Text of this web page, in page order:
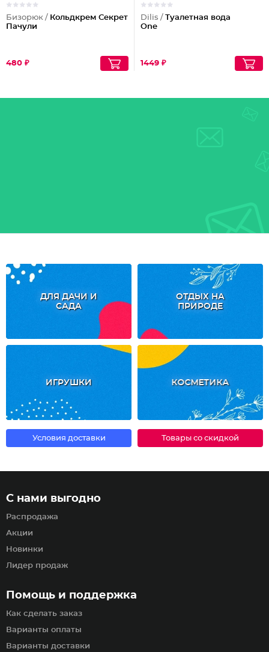
Бизорюк / Кольдкрем Секрет
Пачули
480 ₽
Dilis / Туалетная вода
One
1449 ₽
ДЛЯ ДАЧИ И
САДА
ОТДЫХ НА
ПРИРОДЕ
ИГРУШКИ КОСМЕТИКА
Условия доставки Товары со скидкой
Помощь и поддержка
Как сделать заказ
Варианты оплаты
Варианты доставки
С нами выгодно
Распродажа
Акции
Новинки
Лидер продаж